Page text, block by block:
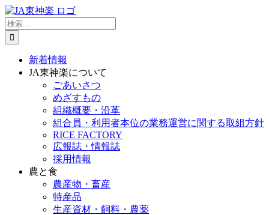
Skip
to
content
検
索
…
新着情報
JA東神楽について
ごあいさつ
めざすもの
組織概要・沿革
組合員・利用者本位の業務運営に関する取組方針
RICE FACTORY
広報誌・情報誌
採用情報
農と食
農産物・畜産
特産品
生産資材・飼料・農薬